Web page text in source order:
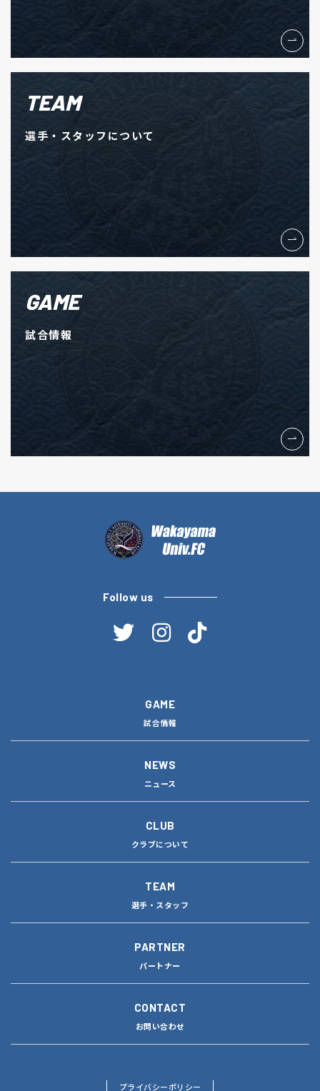
TEAM
選手・スタッフについて
GAME
試合情報
Follow us
GAME
試合情報
NEWS
ニュース
CLUB
クラブについて
TEAM
選手・スタッフ
PARTNER
パートナー
CONTACT
お問い合わせ
プライバシーポリシー